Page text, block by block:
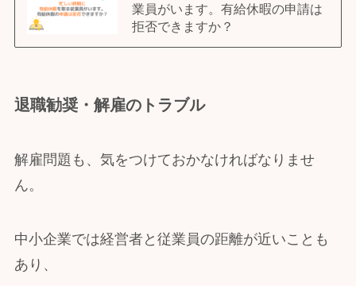
業員がいます。有給休暇の申請は
拒否できますか？
退職勧奨・解雇のトラブル
解雇問題も、気をつけておかなければなりませ
ん。
中小企業では経営者と従業員の距離が近いことも
あり、